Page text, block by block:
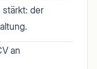
stärkt: der
an